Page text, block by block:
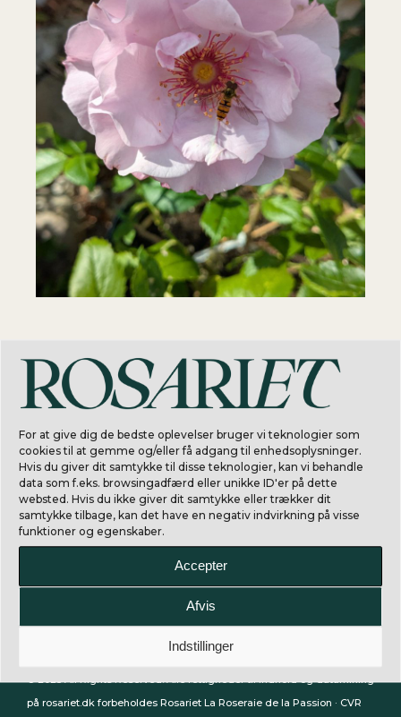
For at give dig de bedste oplevelser bruger vi teknologier som
cookies til at gemme og/eller få adgang til enhedsoplysninger.
Hvis du giver dit samtykke til disse teknologier, kan vi behandle
data som f.eks. browsingadfærd eller unikke ID'er på dette
websted. Hvis du ikke giver dit samtykke eller trækker dit
samtykke tilbage, kan det have en negativ indvirkning på visse
funktioner og egenskaber.
Accepter
Afvis
Indstillinger
Odyssey
La Rosaraie de la Passion.
© 2023 All Rights Reserved: Alle rettigheder til indhold og datamining
på rosariet.dk forbeholdes Rosariet La Roseraie de la Passion · CVR